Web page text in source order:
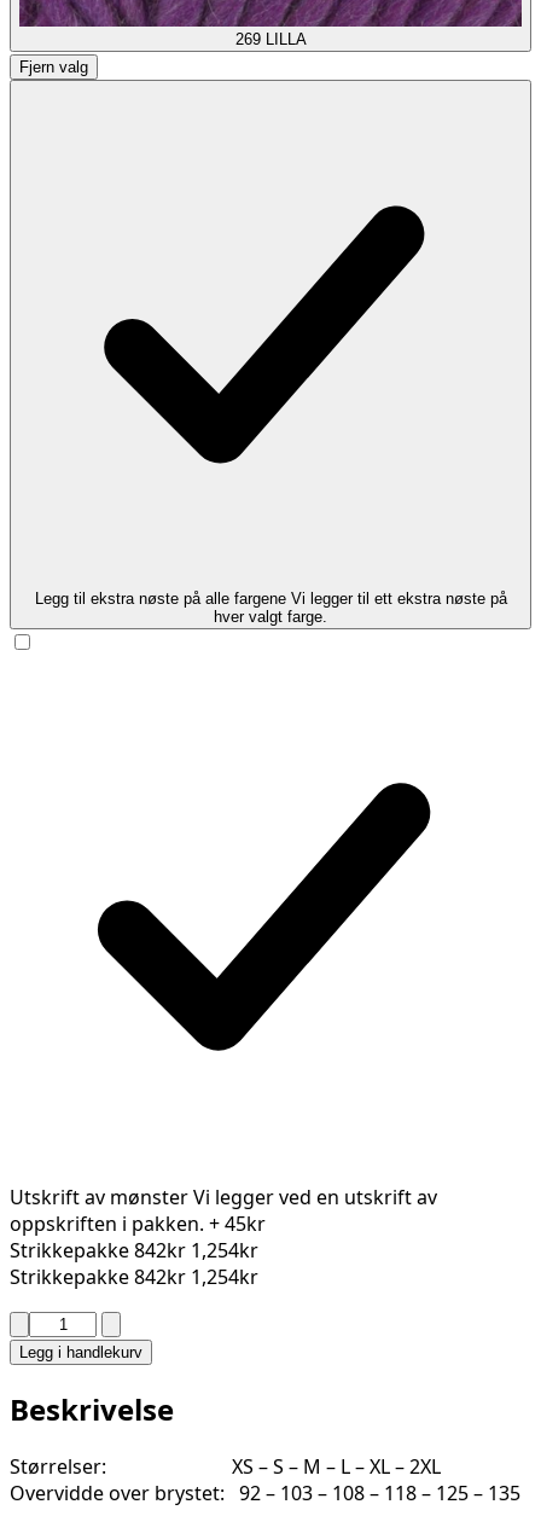
269 LILLA
Fjern valg
Legg til ekstra nøste på alle fargene Vi legger til ett ekstra nøste på
hver valgt farge.
Utskrift av mønsterVi legger ved en utskrift av
oppskriften i pakken. + 45kr
Strikkepakke842kr 1,254kr
Strikkepakke842kr 1,254kr
SNOI
GENSER
2H
antall
Legg i handlekurv
Beskrivelse
Størrelser: XS – S – M – L – XL – 2XL
Overvidde over brystet: 92 – 103 – 108 – 118 – 125 – 135